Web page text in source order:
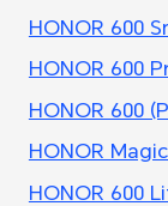
HONOR 600
HONOR 600
HONOR 600
HONOR
HONOR 600